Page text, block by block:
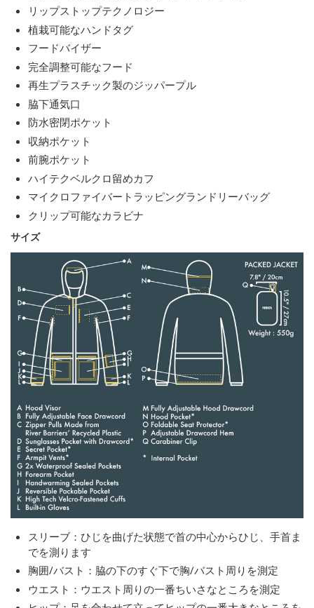
リップストップテクノロジー
植栽可能なハンドタグ
フードバイザー
完全調整可能なフード
再生プラスチック製のジッパープル
脇下通気口
防水密閉ポケット
収納ポケット
前腕ポケット
ハイテクベルクロ留めカフ
マイクロファイバートラッピングランドリーバッグ
クリップ可能なカラビナ
サイズ
スリーブ：ひじを曲げた状態で首の中心からひじ、手首ま
でを測ります
胸囲/バスト：脇の下のすぐ下で胸/バスト周りを測定
ウエスト：ウエスト周りの一番ちいさなところを測定